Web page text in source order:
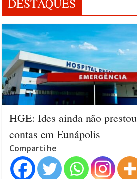
DESTAQUES
HGE: Ides ainda não prestou
contas em Eunápolis
Compartilhe